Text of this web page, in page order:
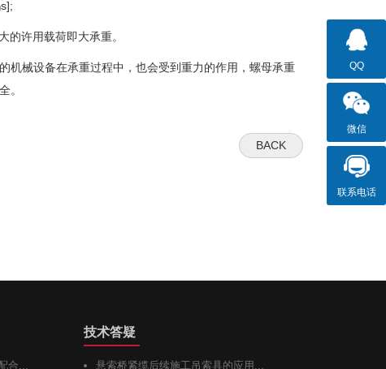
的许用载荷即大承重。
机械设备在承重过程中，也会受到重力的作用，螺母承重
。
BACK
合...
技术答疑
悬索桥紧缆后续施工吊索具的应用...
QQ
微信
联系电话